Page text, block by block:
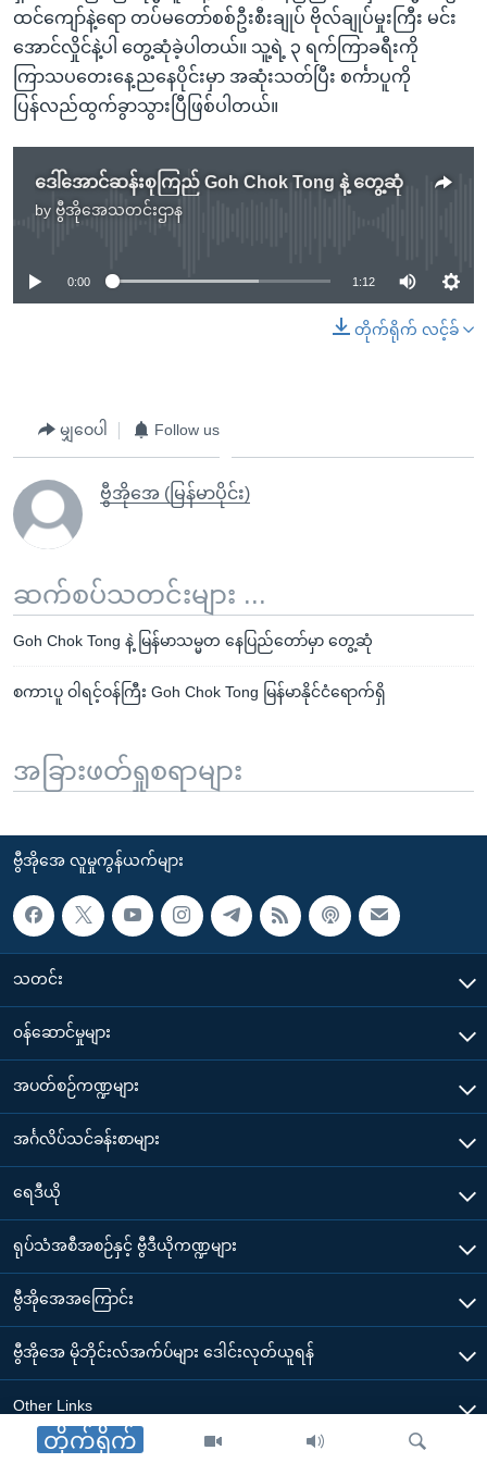
တိုက်ရိုက်
ထင်ကျော်နဲ့ရော တပ်မတော်စစ်ဦးစီးချုပ် ဗိုလ်ချုပ်မှုးကြီး မင်း
အောင်လှိုင်နဲ့ပါ တွေ့ဆုံခဲ့ပါတယ်။ သူ့ရဲ့ ၃ ရက်ကြာခရီးကို
ကြာသပတေးနေ့ညနေပိုင်းမှာ အဆုံးသတ်ပြီး စင်္ကာပူကို
ပြန်လည်ထွက်ခွာသွားပြီဖြစ်ပါတယ်။
ဒေါ်အောင်ဆန်းစုကြည် Goh Chok Tong နဲ့ တွေ့ဆုံ
by ဗွီအိုအေသတင်းဌာန
No media source currently available
0:00 1:12
တိုက်ရိုက် လင့်ခ်
မျှဝေပါ Follow us
ဗွီအိုအေ (မြန်မာပိုင်း)
ဆက်စပ်သတင်းများ ...
Goh Chok Tong နဲ့ မြန်မာသမ္မတ နေပြည်တော်မှာ တွေ့ဆုံ
စကာၤပူ ဝါရင့်ဝန်ကြီး Goh Chok Tong မြန်မာနိုင်ငံရောက်ရှိ
အခြားဖတ်ရှုစရာများ
ဗွီအိုအေ လူမှုကွန်ယက်များ
သတင်း
၀န်ဆောင်မှုများ
အပတ်စဉ်ကဏ္ဍများ
အင်္ဂလိပ်သင်ခန်းစာများ
ရေဒီယို
ရုပ်သံအစီအစဉ်နှင့် ဗွီဒီယိုကဏ္ဍများ
ဗွီအိုအေအကြောင်း
ဗွီအိုအေ မိုဘိုင်းလ်အက်ပ်များ ဒေါင်းလုတ်ယူရန်
Other Links